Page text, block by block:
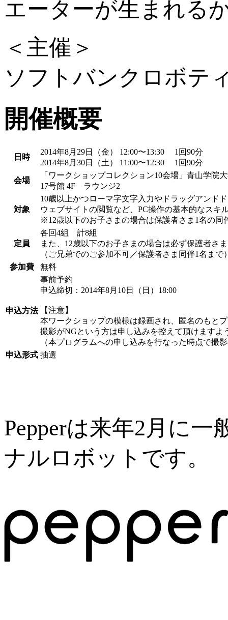
エーターが生まれる
＜主催＞
ソフトバンクロボテ
開催概要
日時
2014年8月29日（金） 12:00〜13:30 1回90分
2014年8月30日（土） 11:00〜12:30 1回90分
会場
「ワークショップコレクション10会場」青山学
17号館 4F ラウンジ2
対象
10歳以上かつローマ字文字入力やドラッグアンド
ウェブサイトの閲覧など、PC操作の基本的なスキ
※12歳以下のお子さまの場合は保護者さま1名の同
定員
各回4組 計8組
また、12歳以下のお子さまの場合は必ず保護者さ
（ご兄弟でのご参加不可／保護者さま同伴1名まで
参加費
無料
申込方法
事前予約
申込締切：2014年8月10日（日）18:00
【注意】
本ワークショップの模様は録画され、匿名のもと
撮影がNGという方は申し込みを控えて頂けますよ
（本プログラムへの申し込みを行なった時点で撮
申込形式 抽選
Pepperは来年2月に
ナルロボットです。